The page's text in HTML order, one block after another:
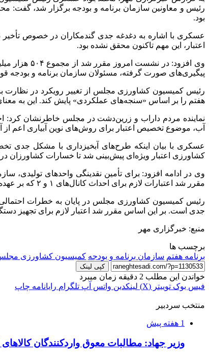
رئیس و معاونین سازمان برنامه و بودجه برگزار شد، گفت:
بود.
اعتبار، این مهم تاکنون محقق نشده بود.
پیگیری‌های صورت گرفته، مسئولان سازمان برنامه و بودجه
رئیس کمیسیون کشاورزی مجلس از تغییر رویکرد در نظارت
هفتم را بر اساس «سنجه‌های عملکردی» پایش کند. این به
نماینده مردم داراب و زرین‌دشت در مجلس خاطرنشان کرد:
آب، موضوع تخصیص اعتبار برای روش‌های نوین آبیاری
عسکری با بیان اینکه طرح‌های آبخیزداری با مشکل جدی
کشاورزی اعتبار ویژه‌ای پیش‌بینی شد تا خسارات کشاورزان
وی در ادامه افزود: برای تأمین نقدینگی واحدهای تولیدی،
مقرر شد اعتبارات لازم برای احداث کانال‌های ۱ و ۲ که بر عهده وزارت نیرو و کانال‌های ۳ و ۴ که بر عهده وزارت کشاورزی در پایین‌دست سدها به طور همزمان تخصیص یابد.
رئیس کمیسیون کشاورزی مجلس در پایان به خطرات
جدی است. بر این اساس مقرر شد اعتبار لازم برای تجهیز
منبع: خبرگزاری مهر
برچسب ها
برنامه هفتم سازمان برنامه و بودجه کمیسیون کشاورزی
کپی لینک
خواندن این مطلب 2 دقیقه زمان میبرد
فیس بوک توییتر (X) لینکدین واتس آپ تلگرام رایانامه چاپ
منتخب سردبیر
1 هفته پیش
وزیر جهاد: مطالبات معوق واردکنندگان